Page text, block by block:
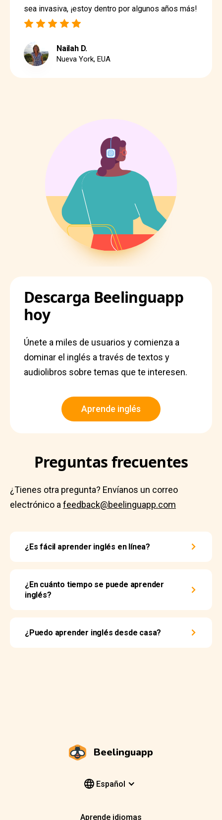
sea invasiva, ¡estoy dentro por algunos años más!
Nailah D.
Nueva York, EUA
Descarga Beelinguapp
hoy
Únete a miles de usuarios y comienza a
dominar el inglés a través de textos y
audiolibros sobre temas que te interesen.
Aprende inglés
Preguntas frecuentes
¿Tienes otra pregunta? Envíanos un correo
electrónico a feedback@beelinguapp.com
¿Es fácil aprender inglés en línea?
¿En cuánto tiempo se puede aprender
inglés?
¿Puedo aprender inglés desde casa?
Beelinguapp
Español
Aprende idiomas